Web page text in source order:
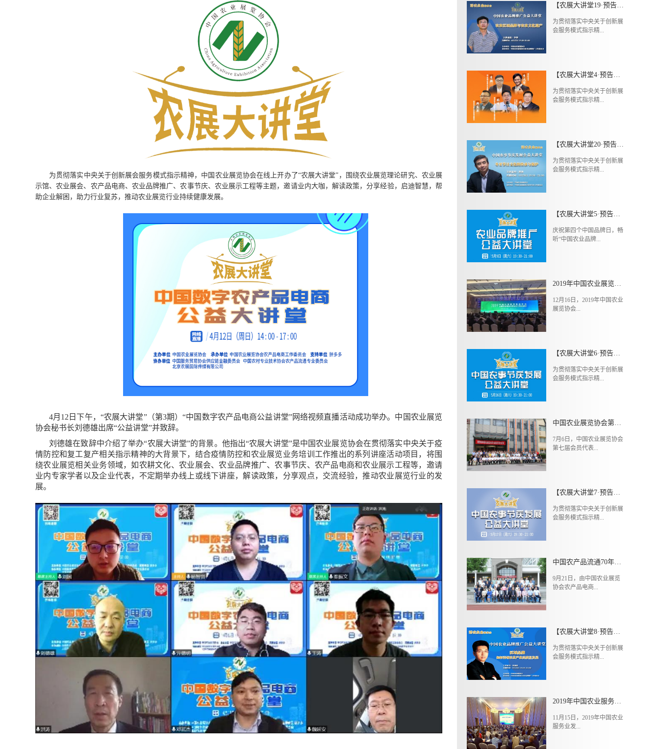
为贯彻落实中央关于创新展会服务模式指示精神，中国农业展览协会在线上开办了“农展大讲堂”，围绕农业展览理论研究、农业展
示馆、农业展会、农产品电商、农业品牌推广、农事节庆、农业展示工程等主题，邀请业内大咖，解读政策，分享经验，启迪智慧，帮
助企业解困，助力行业复苏，推动农业展览行业持续健康发展。
4月12日下午，“农展大讲堂”（第3期）“中国数字农产品电商公益讲堂”网络视频直播活动成功举办。中国农业展览
协会秘书长刘德雄出席“公益讲堂”并致辞。
刘德雄在致辞中介绍了举办“农展大讲堂”的背景。他指出“农展大讲堂”是中国农业展览协会在贯彻落实中央关于疫
情防控和复工复产相关指示精神的大背景下，结合疫情防控和农业展览业务培训工作推出的系列讲座活动项目，将围
绕农业展览相关业务领域，如农耕文化、农业展会、农业品牌推广、农事节庆、农产品电商和农业展示工程等，邀请
业内专家学者以及企业代表，不定期举办线上或线下讲座，解读政策，分享观点，交流经验，推动农业展览行业的发
展。
【农展大讲堂19·预告】6月27日（周六）中国农业品牌推广公益大讲堂第九期
为贯彻落实中央关于创新展
会服务模式指示精...
【农展大讲堂4·预告】5月10日（周日）中国数字农产品电商公益讲堂第二期
为贯彻落实中央关于创新展
会服务模式指示精...
【农展大讲堂20·预告】6月28日（周日）中国农事节庆发展公益大讲堂第八期
为贯彻落实中央关于创新展
会服务模式指示精...
【农展大讲堂5·预告】5月9日（周六）中国农业品牌推广公益大讲堂第二期
庆祝第四个中国品牌日，畅
听“中国农业品牌...
2019年中国农业展览协会年会暨中国农业展会分类认定工作启动会成功举办
12月16日，2019年中国农业
展览协会...
【农展大讲堂6·预告】5月16日（周六）中国农业品牌推广公益大讲堂第三期
为贯彻落实中央关于创新展
会服务模式指示精...
中国农业展览协会第七届会员代表大会在京召开
7月6日，中国农业展览协会
第七届会员代表...
【农展大讲堂7·预告】5月17日（周日）中国农事节庆发展公益大讲堂第二期
为贯彻落实中央关于创新展
会服务模式指示精...
中国农产品流通70年暨农产品电商高层研讨会成功举办
9月21日，由中国农业展览
协会农产品电商...
【农展大讲堂8·预告】5月23日（周六）中国农业品牌推广公益大讲堂第四期
为贯彻落实中央关于创新展
会服务模式指示精...
2019年中国农业服务业发展论坛成功举办
11月15日，2019年中国农业
服务业发...